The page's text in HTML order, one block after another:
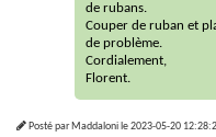
de rubans.
Couper de ruban et
de problème.
Cordialement,
Florent.
Posté parMaddalonile2023-05-20